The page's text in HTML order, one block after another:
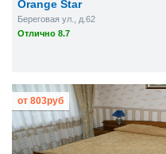
Orange Star
Береговая ул., д.62
Отлично 8.7
от 803руб